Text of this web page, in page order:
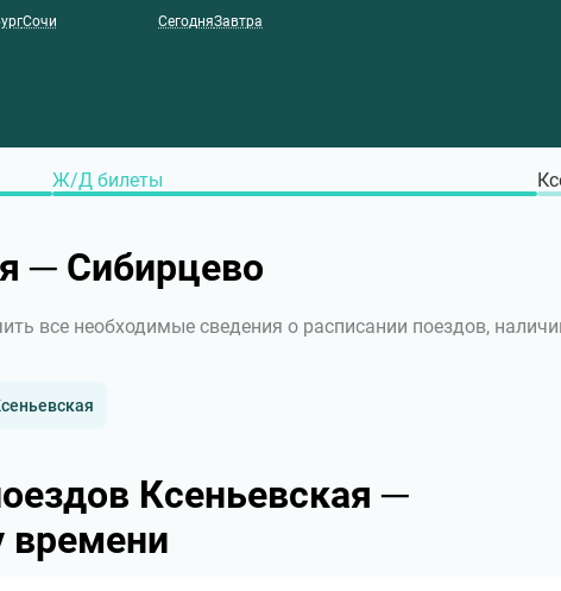
Сочи СегодняЗавтра
Ж/Д билеты
─ Сибирцево
все необходимые сведения о расписании поездов,
Ксеньевская ─
времени